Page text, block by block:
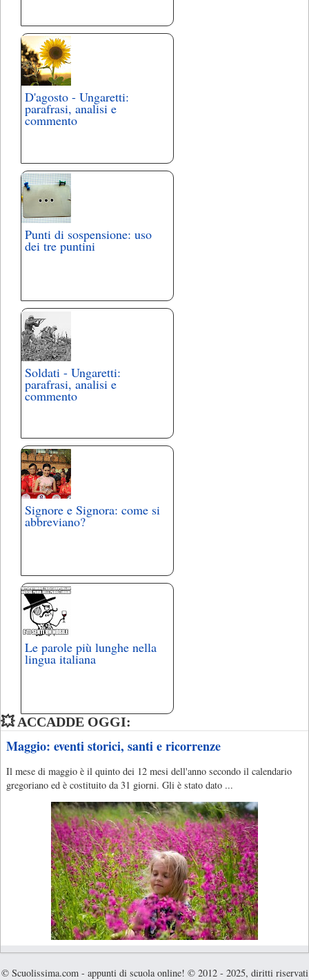
D'agosto - Ungaretti:
parafrasi, analisi e
commento
Punti di sospensione: uso
dei tre puntini
Soldati - Ungaretti:
parafrasi, analisi e
commento
Signore e Signora: come si
abbreviano?
Le parole più lunghe nella
lingua italiana
💥 ACCADDE OGGI:
Maggio: eventi storici, santi e ricorrenze
Il mese di maggio è il quinto dei 12 mesi dell'anno secondo il calendario
gregoriano ed è costituito da 31 giorni. Gli è stato dato ...
© Scuolissima.com - appunti di scuola online! © 2012 - 2025, diritti riservati